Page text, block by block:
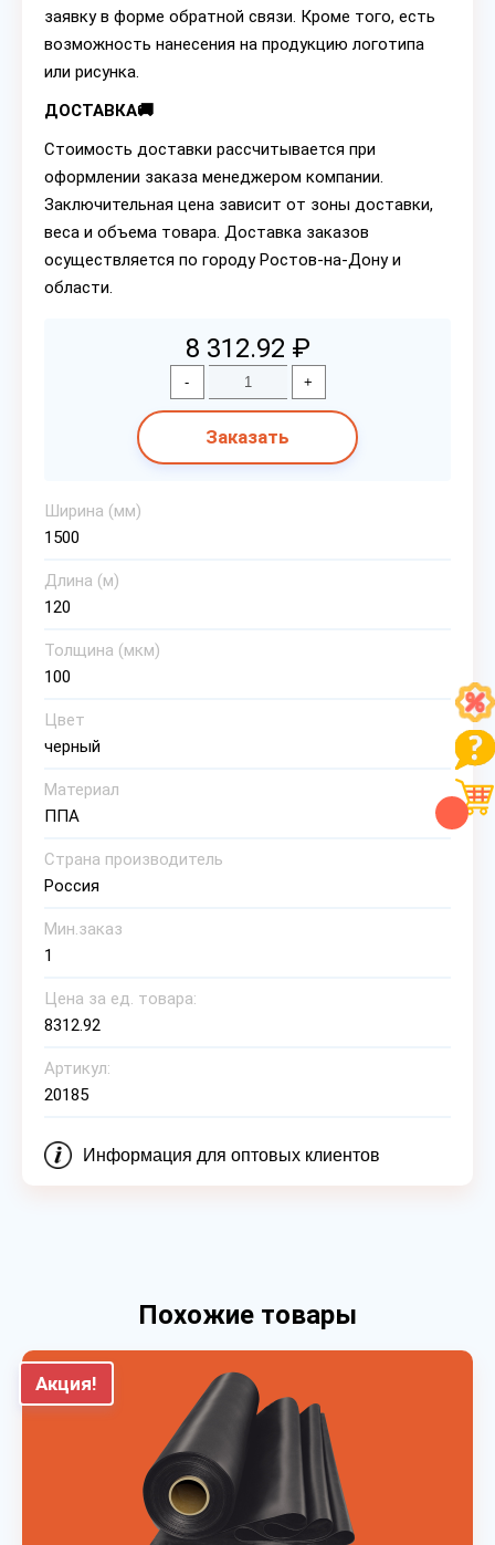
заявку в форме обратной связи. Кроме того, есть
возможность нанесения на продукцию логотипа
или рисунка.
ДОСТАВКА🚚
Стоимость доставки рассчитывается при
оформлении заказа менеджером компании.
Заключительная цена зависит от зоны доставки,
веса и объема товара. Доставка заказов
осуществляется по городу Ростов-на-Дону и
области.
8 312.92 ₽
- +
Заказать
Ширина (мм)
1500
Длина (м)
120
Толщина (мкм)
100
Цвет
черный
Материал
ППА
Страна производитель
Россия
Мин.заказ
1
Цена за ед. товара:
8312.92
Артикул:
20185
Информация для оптовых клиентов
Похожие товары
Акция!